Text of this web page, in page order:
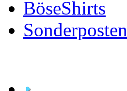
BöseShirts
Sonderposten